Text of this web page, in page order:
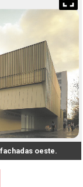
oeste.